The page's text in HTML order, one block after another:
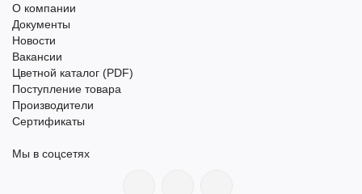
О компании
Документы
Новости
Вакансии
Цветной каталог (PDF)
Поступление товара
Производители
Сертификаты
Мы в соцсетях